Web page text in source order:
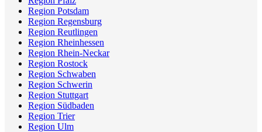
Region Potsdam
Region Regensburg
Region Reutlingen
Region Rheinhessen
Region Rhein-Neckar
Region Rostock
Region Schwaben
Region Schwerin
Region Stuttgart
Region Südbaden
Region Trier
Region Ulm